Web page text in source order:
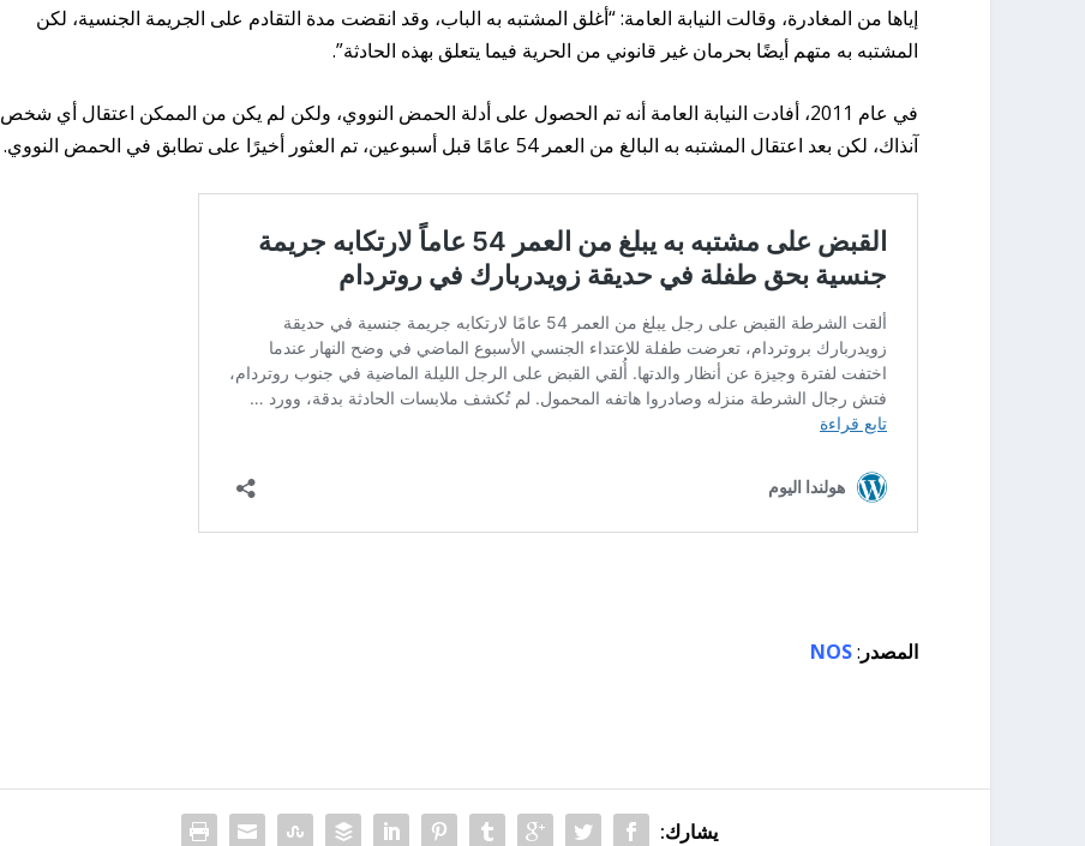
إياها من المغادرة، وقالت النيابة العامة: “أغلق المشتبه به الباب، وقد انقضت مدة التقادم على الجريمة الجنسية، لكن
المشتبه به متهم أيضًا بحرمان غير قانوني من الحرية فيما يتعلق بهذه الحادثة”.
في عام 2011، أفادت النيابة العامة أنه تم الحصول على أدلة الحمض النووي، ولكن لم يكن من الممكن اعتقال أي شخص
آنذاك، لكن بعد اعتقال المشتبه به البالغ من العمر 54 عامًا قبل أسبوعين، تم العثور أخيرًا على تطابق في الحمض النووي.
المصدر :
NOS
يشارك: